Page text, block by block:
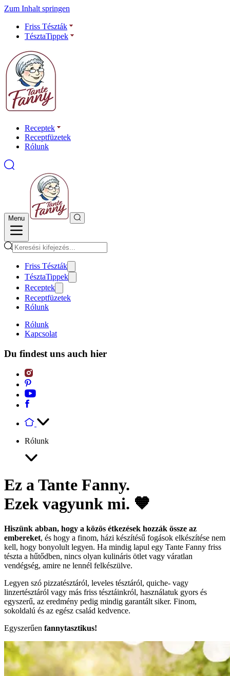
Zum Inhalt springen
Friss Tészták
TésztaTippek
Receptek
Receptfüzetek
Rólunk
Menu
Friss Tészták
TésztaTippek
Receptek
Receptfüzetek
Rólunk
Rólunk
Kapcsolat
Du findest uns auch hier
Rólunk
Ez a Tante Fanny.
Ezek vagyunk mi. 🧡
Hiszünk abban, hogy a közös étkezések hozzák össze az
embereket, és hogy a finom, házi készítésű fogások elkészítése nem
kell, hogy bonyolult legyen. Ha mindig lapul egy Tante Fanny friss
tészta a hűtődben, nincs olyan kulináris ötlet vagy váratlan
vendégség, amire ne lennél felkészülve.
Legyen szó pizzatésztáról, leveles tésztáról, quiche- vagy
linzertésztáról vagy más friss tésztáinkról, használatuk gyors és
egyszerű, az eredmény pedig mindig garantált siker. Finom,
sokoldalú és az egész család kedvence.
Egyszerűen fannytasztikus!